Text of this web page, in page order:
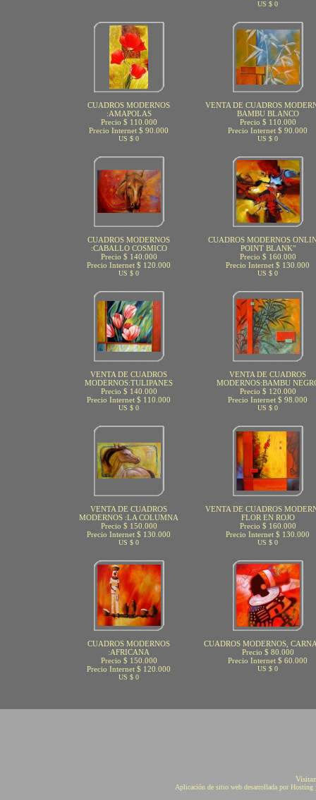
US $ 0
CUADROS MODERNOS
:AMAPOLAS
Precio $ 110.000
Precio Internet $ 90.000
US $ 0
VENTA DE CUADROS
BAMBU BLANCO
Precio $ 110.000
Precio Internet $ 90.000
US $ 0
CUADROS MODERNOS
:CABALLO COSMICO
Precio $ 140.000
Precio Internet $ 120.000
US $ 0
CUADROS MODERNOS
POINT BLANK"
Precio $ 160.000
Precio Internet $ 130.000
US $ 0
VENTA DE CUADROS
MODERNOS:TULIPANES
Precio $ 140.000
Precio Internet $ 110.000
US $ 0
VENTA DE CUADROS
MODERNOS:BAMBU
Precio $ 120.000
Precio Internet $ 98.000
US $ 0
VENTA DE CUADROS
MODERNOS :LA COLUMNA
Precio $ 150.000
Precio Internet $ 130.000
US $ 0
VENTA DE CUADROS
FLOR EN ROJO
Precio $ 160.000
Precio Internet $ 130.000
US $ 0
CUADROS MODERNOS
:AFRICANA
Precio $ 150.000
Precio Internet $ 120.000
US $ 0
CUADROS MODERNOS,
Precio $ 80.000
Precio Internet $ 60.000
US $ 0
Aplicación de sitio web desarrollada por